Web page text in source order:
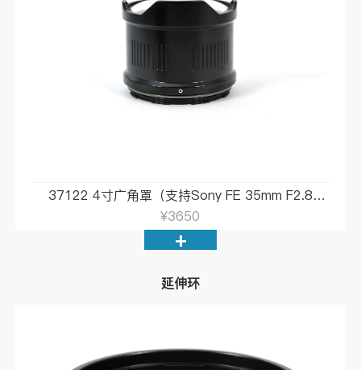
37122 4寸广角罩（支持Sony FE 35mm F2.8
ZA）
¥3650
+
延伸环